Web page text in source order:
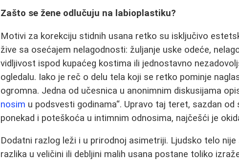
Zašto se žene odlučuju na labioplastiku?
Motivi za korekciju stidnih usana retko su isključivo
žive sa osećajem nelagodnosti: žuljanje uske odeće,
vidljivost ispod kupaćeg kostima ili jednostavno
ogledalu. Iako je reč o delu tela koji se retko pominje
ogromna. Jedna od učesnica u anonimnim diskusijama
nosim u podsvesti godinama“. Upravo taj teret, sazdan
ponekad i poteškoća u intimnim odnosima, najčešći je
Dodatni razlog leži i u prirodnoj asimetriji. Ljudsko telo
razlika u veličini ili debljini malih usana postane toliko